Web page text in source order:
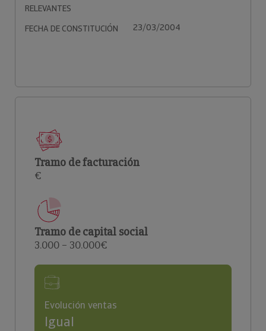
RELEVANTES
FECHA DE CONSTITUCIÓN 23/03/2004
Tramo de facturación
€
Tramo de capital social
3.000 – 30.000€
Evolución ventas
Igual